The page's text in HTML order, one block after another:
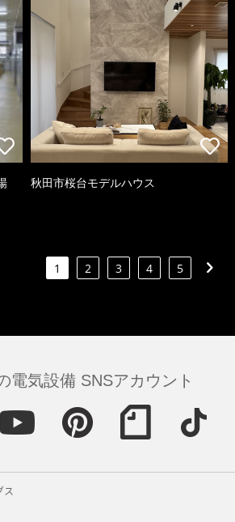
秋田市桜台モデルハウス
1 2 3 4 5
電気設備 SNSアカウント
ス